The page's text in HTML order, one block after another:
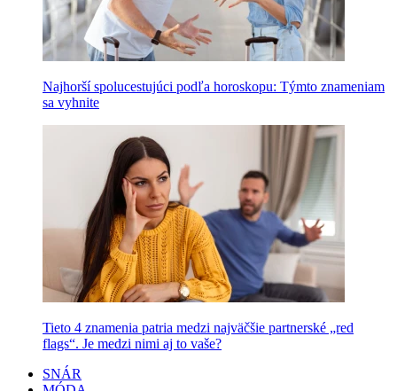
Najhorší spolucestujúci podľa horoskopu: Týmto znameniam
sa vyhnite
Tieto 4 znamenia patria medzi najväčšie partnerské „red
flags“. Je medzi nimi aj to vaše?
SNÁR